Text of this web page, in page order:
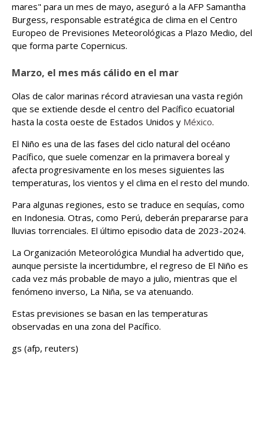
mares" para un mes de mayo, aseguró a la AFP Samantha
Burgess, responsable estratégica de clima en el Centro
Europeo de Previsiones Meteorológicas a Plazo Medio, del
que forma parte Copernicus.
Marzo, el mes más cálido en el mar
Olas de calor marinas récord atraviesan una vasta región
que se extiende desde el centro del Pacífico ecuatorial
hasta la costa oeste de Estados Unidos y México.
El Niño es una de las fases del ciclo natural del océano
Pacífico, que suele comenzar en la primavera boreal y
afecta progresivamente en los meses siguientes las
temperaturas, los vientos y el clima en el resto del mundo.
Para algunas regiones, esto se traduce en sequías, como
en Indonesia. Otras, como Perú, deberán prepararse para
lluvias torrenciales. El último episodio data de 2023-2024.
La Organización Meteorológica Mundial ha advertido que,
aunque persiste la incertidumbre, el regreso de El Niño es
cada vez más probable de mayo a julio, mientras que el
fenómeno inverso, La Niña, se va atenuando.
Estas previsiones se basan en las temperaturas
observadas en una zona del Pacífico.
gs (afp, reuters)